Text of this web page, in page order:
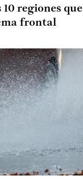
regiones que
frontal